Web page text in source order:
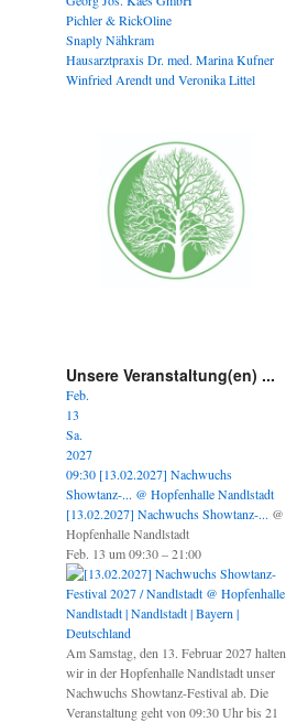
Pichler & RickOline
Snaply Nähkram
Hausarztpraxis Dr. med. Marina Kufner
Winfried Arendt und Veronika Littel
Unsere Veranstaltung(en) ...
Feb.
13
Sa.
2027
09:30 [13.02.2027] Nachwuchs
Showtanz-... @ Hopfenhalle Nandlstadt
[13.02.2027] Nachwuchs Showtanz-... @
Hopfenhalle Nandlstadt
Feb. 13 um 09:30 – 21:00
Am Samstag, den 13. Februar 2027 halten
wir in der Hopfenhalle Nandlstadt unser
Nachwuchs Showtanz-Festival ab. Die
Veranstaltung geht von 09:30 Uhr bis 21